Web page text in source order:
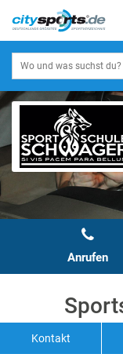
Anrufen
Kontakt